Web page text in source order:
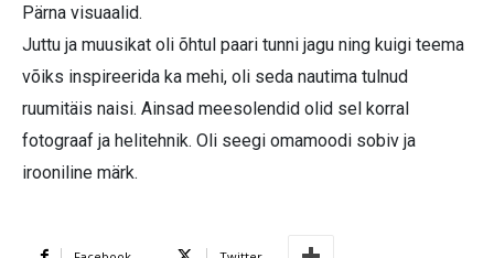
Pärna visuaalid.
Juttu ja muusikat oli õhtul paari tunni jagu ning kuigi teema
võiks inspireerida ka mehi, oli seda nautima tulnud
ruumitäis naisi. Ainsad meesolendid olid sel korral
fotograaf ja helitehnik. Oli seegi omamoodi sobiv ja
irooniline märk.